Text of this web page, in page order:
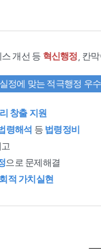
개선 등 혁신행정 , 칸
정에 맞는 적극행정 우
창출 지원
령해석 등 법령정비
으로 문제해결
적 가치실현